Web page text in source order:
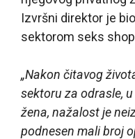
Izvršni direktor je
sektorom seks
„Nakon čitavog
sektoru za odrasle,
žena, nažalost je
podnesen mali broj